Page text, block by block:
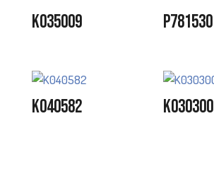
K035009 P781530
K040582 K030300